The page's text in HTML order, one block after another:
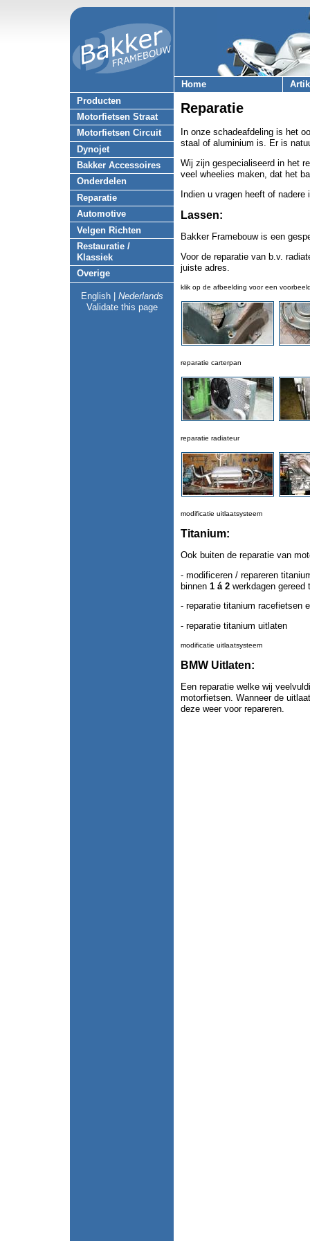
Home
Producten
Motorfietsen Straat
Motorfietsen Circuit
Dynojet
Bakker Accessoires
Onderdelen
Reparatie
Automotive
Velgen Richten
Restauratie /
Klassiek
Overige
English| Nederlands
Validate this page
Reparatie
In onze schadeafdeling is het
staal of aluminium is. Er is
Wij zijn gespecialiseerd in het
veel wheelies maken, dat het
Indien u vragen heeft of
Lassen:
Bakker Framebouw is een
Voor de reparatie van b.v.
juiste adres.
klik op de afbeelding voor een
reparatie carterpan
reparatie radiateur
modificatie uitlaatsysteem
Titanium:
Ook buiten de reparatie van
- modificeren / repareren
binnen 1 á 2 werkdagen gereed
- reparatie titanium racefietsen
- reparatie titanium uitlaten
modificatie uitlaatsysteem
BMW Uitlaten:
Een reparatie welke wij
motorfietsen. Wanneer de
deze weer voor repareren.